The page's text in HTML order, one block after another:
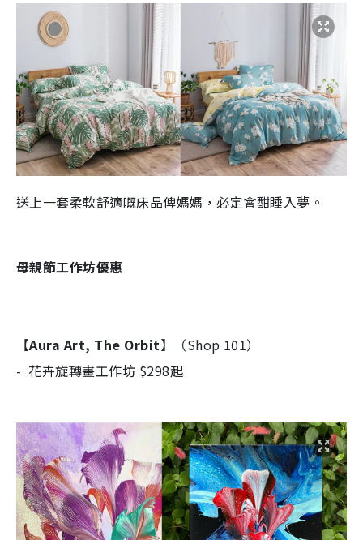
送上一套柔軟舒適嘅床品俾媽媽，必定會酣睡入夢。
母親節工作坊優惠
【Aura Art, The Orbit】（Shop 101）​
- 花卉旋轉畫工作坊 $298起